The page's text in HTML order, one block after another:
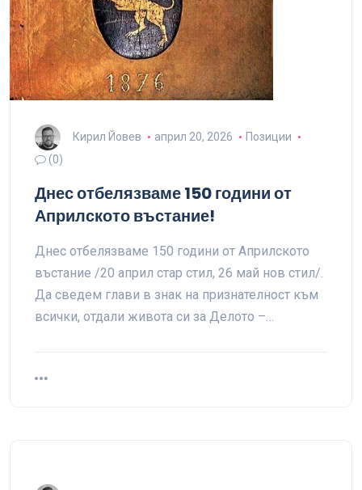
Кирил Йовев април 20, 2026
Позиции
(0)
Днес отбелязваме 150 години от
Априлското въстание!
Днес отбелязваме 150 години от Априлското
въстание /20 април стар стил, 26 май нов стил/.
Да сведем глави в знак на признателност към
всички, отдали живота си за Делото –…